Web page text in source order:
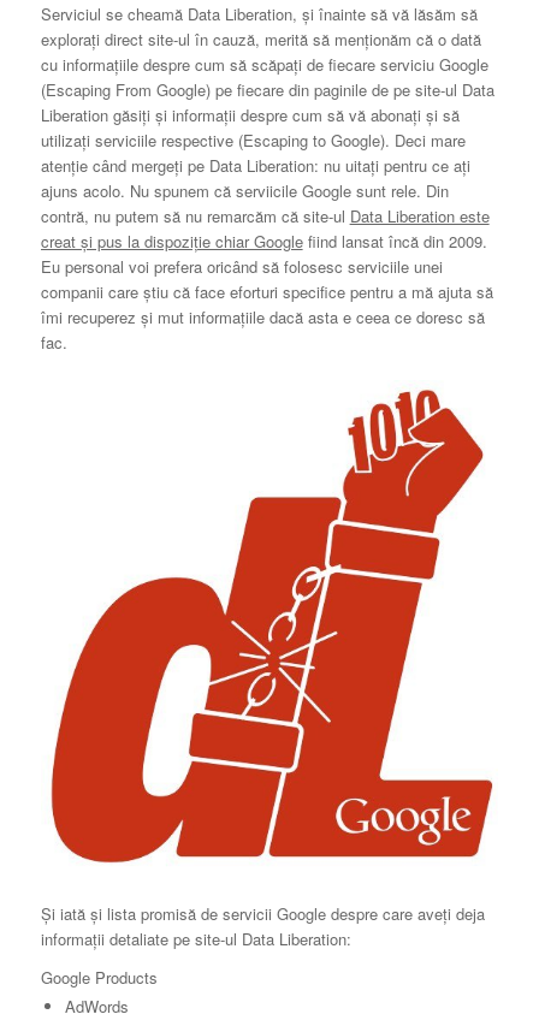
Serviciul se cheamă Data Liberation, și înainte să vă lăsăm să
explorați direct site-ul în cauză, merită să menționăm că o dată
cu informațiile despre cum să scăpați de fiecare serviciu Google
(Escaping From Google) pe fiecare din paginile de pe site-ul Data
Liberation găsiți și informații despre cum să vă abonați și să
utilizați serviciile respective (Escaping to Google). Deci mare
atenție când mergeți pe Data Liberation: nu uitați pentru ce ați
ajuns acolo. Nu spunem că serviicile Google sunt rele. Din
contră, nu putem să nu remarcăm că site-ul Data Liberation este
creat și pus la dispoziție chiar Googlefiind lansat încă din 2009.
Eu personal voi prefera oricând să folosesc serviciile unei
companii care știu că face eforturi specifice pentru a mă ajuta să
îmi recuperez și mut informațiile dacă asta e ceea ce doresc să
fac.
Și iată și lista promisă de servicii Google despre care aveți deja
informații detaliate pe site-ul Data Liberation:
Google Products
AdWords